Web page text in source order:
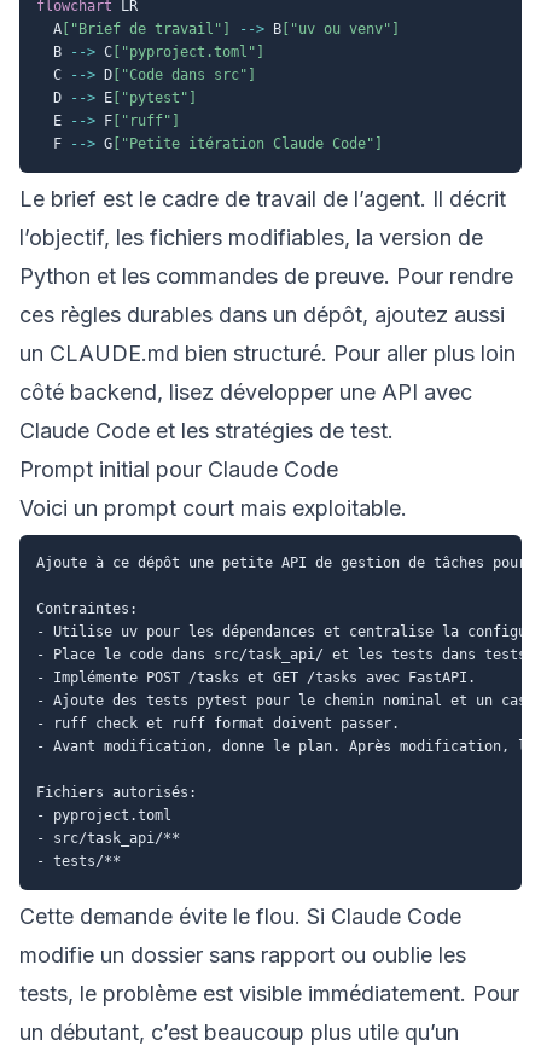
flowchart LR
  A
["Brief de travail"] --> B ["uv ou venv"]
  B
--> C ["pyproject.toml"]
  C
--> D ["Code dans src"]
  D
--> E ["pytest"]
  E
--> F ["ruff"]
  F
--> G ["Petite itération Claude Code"]
Le brief est le cadre de travail de l’agent. Il décrit
l’objectif, les fichiers modifiables, la version de
Python et les commandes de preuve. Pour rendre
ces règles durables dans un dépôt, ajoutez aussi
un CLAUDE.md bien structuré. Pour aller plus loin
côté backend, lisez développer une API avec
Claude Code et les stratégies de test.
Prompt initial pour Claude Code
Voici un prompt court mais exploitable.
Ajoute à ce dépôt une petite API de gestion de tâches pour
Contraintes:
- Utilise uv pour les dépendances et centralise la
- Place le code dans src/task_api/ et les tests dans tests/
- Implémente POST /tasks et GET /tasks avec FastAPI.
- Ajoute des tests pytest pour le chemin nominal et un cas
- ruff check et ruff format doivent passer.
- Avant modification, donne le plan. Après modification,
Fichiers autorisés:
- pyproject.toml
- src/task_api/**
Cette demande évite le flou. Si Claude Code
modifie un dossier sans rapport ou oublie les
tests, le problème est visible immédiatement. Pour
un débutant, c’est beaucoup plus utile qu’un